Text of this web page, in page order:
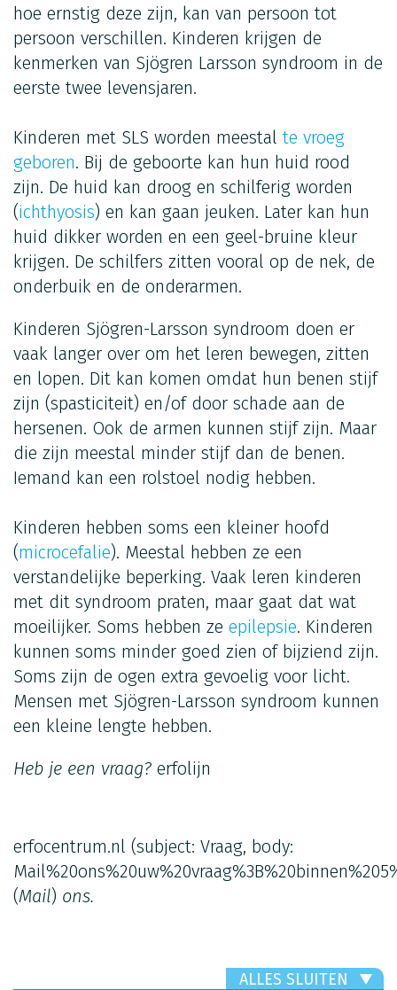
hoe ernstig deze zijn, kan van persoon tot
persoon verschillen. Kinderen krijgen de
kenmerken van Sjögren Larsson syndroom in de
eerste twee levensjaren.
Kinderen met SLS worden meestal te vroeg
geboren. Bij de geboorte kan hun huid rood
zijn. De huid kan droog en schilferig worden
(ichthyosis) en kan gaan jeuken. Later kan hun
huid dikker worden en een geel-bruine kleur
krijgen. De schilfers zitten vooral op de nek, de
onderbuik en de onderarmen.
Kinderen Sjögren-Larsson syndroom doen er
vaak langer over om het leren bewegen, zitten
en lopen. Dit kan komen omdat hun benen stijf
zijn (spasticiteit) en/of door schade aan de
hersenen. Ook de armen kunnen stijf zijn. Maar
die zijn meestal minder stijf dan de benen.
Iemand kan een rolstoel nodig hebben.
Kinderen hebben soms een kleiner hoofd
(microcefalie). Meestal hebben ze een
verstandelijke beperking. Vaak leren kinderen
met dit syndroom praten, maar gaat dat wat
moeilijker. Soms hebben ze epilepsie. Kinderen
kunnen soms minder goed zien of bijziend zijn.
Soms zijn de ogen extra gevoelig voor licht.
Mensen met Sjögren-Larsson syndroom kunnen
een kleine lengte hebben.
Heb je een vraag? erfolijn
erfocentrum.nl (subject: Vraag, body:
(Mail) ons.
ALLES SLUITEN